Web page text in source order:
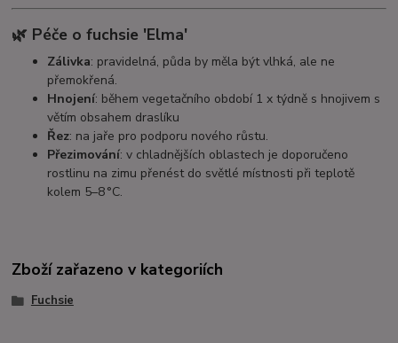
🌿 Péče o fuchsie 'Elma'
Zálivka: pravidelná, půda by měla být vlhká, ale ne
přemokřená.
Hnojení: během vegetačního období 1 x týdně s hnojivem s
větím obsahem draslíku
Řez: na jaře pro podporu nového růstu.
Přezimování: v chladnějších oblastech je doporučeno
rostlinu na zimu přenést do světlé místnosti při teplotě
kolem 5–8 °C.
Zboží zařazeno v kategoriích
Fuchsie